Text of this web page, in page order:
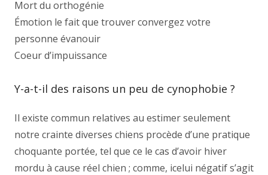
Mort du orthogénie
Émotion le fait que trouver convergez votre
personne évanouir
Coeur d’impuissance
Y-a-t-il des raisons un peu de cynophobie ?
Il existe commun relatives au estimer seulement
notre crainte diverses chiens procède d’une pratique
choquante portée, tel que ce le cas d’avoir hiver
mordu à cause réel chien ; comme, icelui négatif s’agit